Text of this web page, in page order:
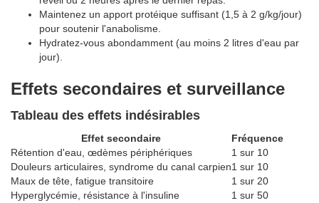
Maintenez un apport protéique suffisant (1,5 à 2 g/kg/jour)
pour soutenir l'anabolisme.
Hydratez-vous abondamment (au moins 2 litres d'eau par
jour).
Effets secondaires et surveillance
Tableau des effets indésirables
Effet secondaire
Fréquence
Rétention d'eau, œdèmes périphériques
1 sur 10
Douleurs articulaires, syndrome du canal carpien1 sur 10
Maux de tête, fatigue transitoire
1 sur 20
Hyperglycémie, résistance à l'insuline
1 sur 50